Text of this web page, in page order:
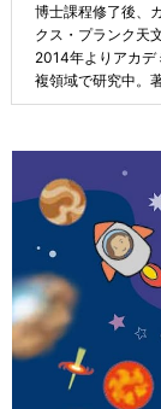
博士課程修了後、
クス・プランク天
2014年よりアカデ
複領域で研究中。